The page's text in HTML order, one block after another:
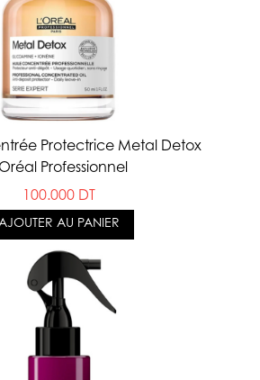
Protectrice Metal Detox
Professionnel
100.000 DT
AU PANIER